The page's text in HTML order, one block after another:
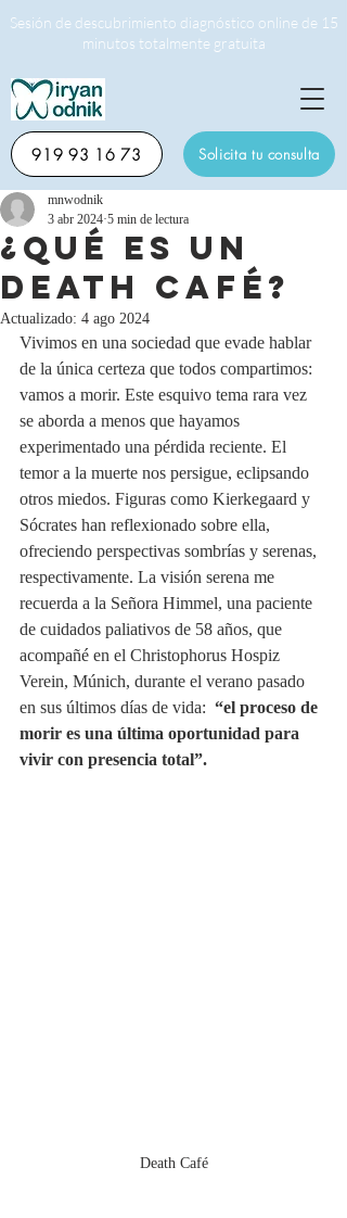
Solicita tu consulta
919 93 16 73
Sesión de descubrimiento diagnóstico online de 15
minutos totalmente gratuita
¿QUÉ ES UN
DEATH CAFÉ?
mnwodnik
3 abr 2024 5 min de lectura
Actualizado: 4 ago 2024
Vivimos en una sociedad que evade hablar
de la única certeza que todos compartimos:
vamos a morir. Este esquivo tema rara vez
se aborda a menos que hayamos
experimentado una pérdida reciente. El
temor a la muerte nos persigue, eclipsando
otros miedos. Figuras como Kierkegaard y
Sócrates han reflexionado sobre ella,
ofreciendo perspectivas sombrías y serenas,
respectivamente. La visión serena me
recuerda a la Señora Himmel, una paciente
de cuidados paliativos de 58 años, que
acompañé en el Christophorus Hospiz
Verein, Múnich, durante el verano pasado
en sus últimos días de vida: “el proceso de
morir es una última oportunidad para
vivir con presencia total”.
Death Café